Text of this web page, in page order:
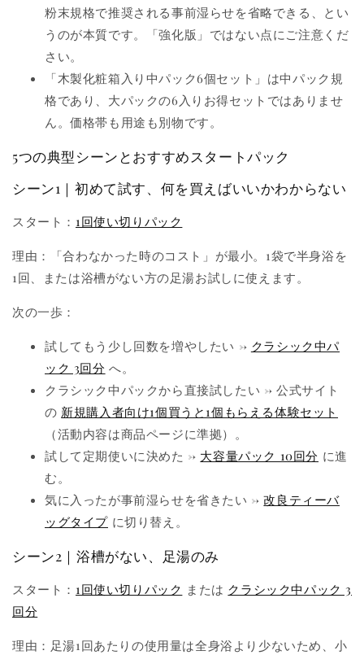
粉末規格で推奨される事前湿らせを省略できる、とい
うのが本質です。「強化版」ではない点にご注意くだ
さい。
「木製化粧箱入り中パック6個セット」は中パック規
格であり、大パックの6入りお得セットではありませ
ん。価格帯も用途も別物です。
5つの典型シーンとおすすめスタートパック
シーン1｜初めて試す、何を買えばいいかわからない
スタート： 1回使い切りパック
理由：「合わなかった時のコスト」が最小。1袋で半身浴を
1回、または浴槽がない方の足湯お試しに使えます。
次の一歩：
試してもう少し回数を増やしたい → クラシック中パ
ック 3回分 へ。
クラシック中パックから直接試したい → 公式サイト
の 新規購入者向け1個買うと1個もらえる体験セット
（活動内容は商品ページに準拠）。
試して定期使いに決めた → 大容量パック 10回分 に進
む。
気に入ったが事前湿らせを省きたい →改良ティーバ
ッグタイプ に切り替え。
シーン2｜浴槽がない、足湯のみ
スタート： 1回使い切りパック または クラシック中パック 3
回分
理由：足湯1回あたりの使用量は全身浴より少ないため、小